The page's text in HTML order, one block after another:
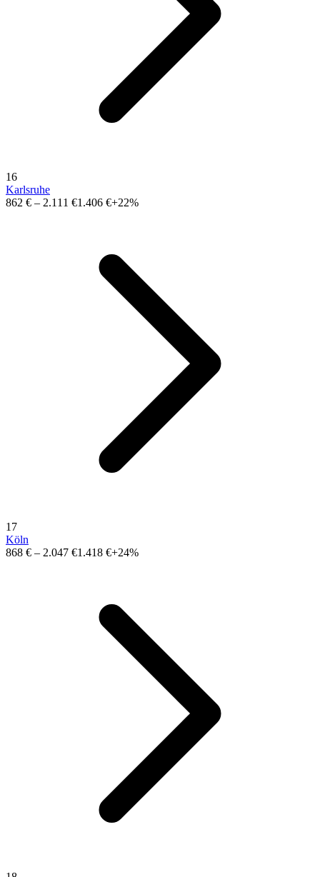
16
Karlsruhe
862 € – 2.111 €1.406 €+22%
17
Köln
868 € – 2.047 €1.418 €+24%